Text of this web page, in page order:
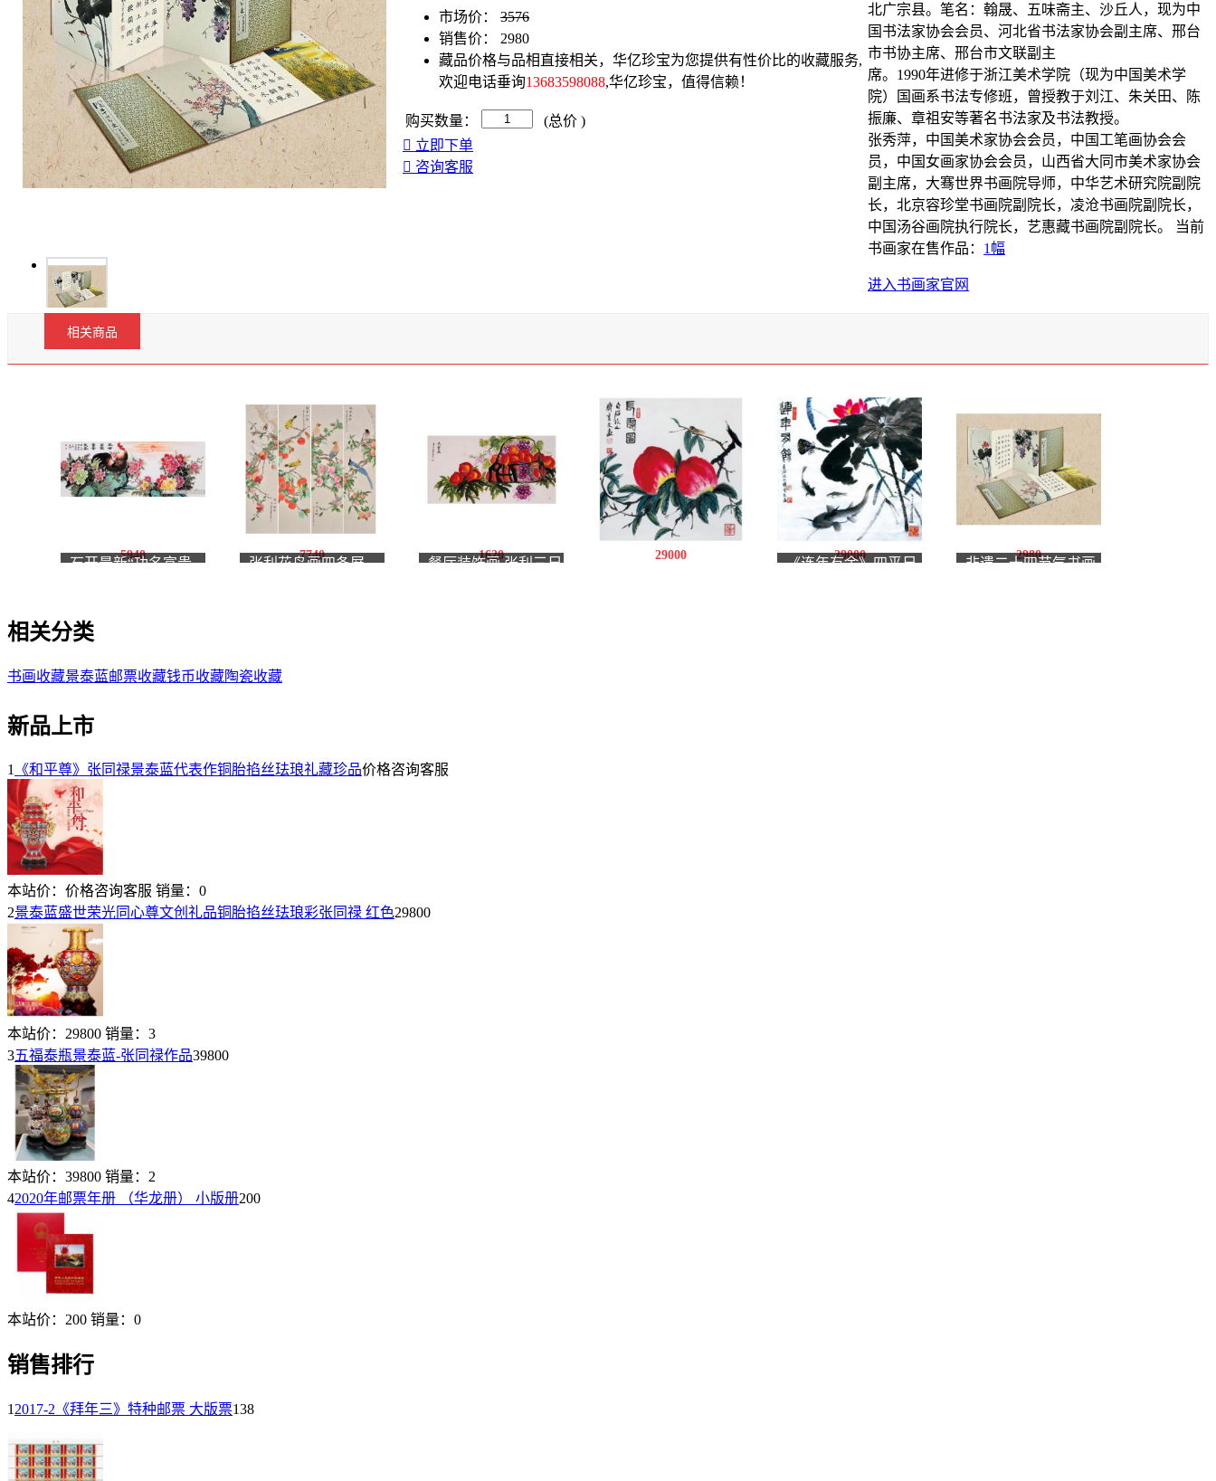
市场价：
3576
销售价：
2980
藏品价格与品相直接相关，华亿珍宝为您提供有性价比的收藏服务,
欢迎电话垂询13683598088,华亿珍宝，值得信赖！
购买数量： (总价 )
立即下单
咨询客服
北广宗县。笔名：翰晟、五味斋主、沙丘人，现为中
国书法家协会会员、河北省书法家协会副主席、邢台
市书协主席、邢台市文联副主
席。1990年进修于浙江美术学院（现为中国美术学
院）国画系书法专修班，曾授教于刘江、朱关田、陈
振廉、章祖安等著名书法家及书法教授。
张秀萍，中国美术家协会会员，中国工笔画协会会
员，中国女画家协会会员，山西省大同市美术家协会
副主席，大骞世界书画院导师，中华艺术研究院副院
长，北京容珍堂书画院副院长，凌沧书画院副院长，
中国汤谷画院执行院长，艺惠藏书画院副院长。
当前
书画家在售作品： 1幅
进入书画家官网
相关商品
石开最新“功名富贵
5940
张利花鸟画四条屏
7740
餐厅装饰画 张利三尺
1620 29000
《连年有余》四平尺
29000
非遗二十四节气书画
2980
相关分类
书画收藏景泰蓝邮票收藏钱币收藏陶瓷收藏
新品上市
1 《和平尊》张同禄景泰蓝代表作铜胎掐丝珐琅礼藏珍品价格咨询客服
本站价： 价格咨询客服 销量： 0
2景泰蓝盛世荣光同心尊文创礼品铜胎掐丝珐琅彩张同禄 红色29800
本站价： 29800 销量： 3
3五福泰瓶景泰蓝-张同禄作品39800
本站价： 39800 销量： 2
42020年邮票年册 （华龙册） 小版册200
本站价： 200 销量： 0
销售排行
1 2017-2《拜年三》特种邮票 大版票138